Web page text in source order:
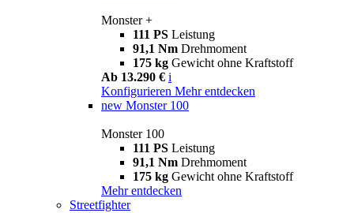
Monster +
111 PS Leistung
91,1 Nm Drehmoment
175 kg Gewicht ohne Kraftstoff
Ab 13.290 € i
Konfigurieren Mehr entdecken
new Monster 100
Monster 100
111 PS Leistung
91,1 Nm Drehmoment
175 kg Gewicht ohne Kraftstoff
Mehr entdecken
Streetfighter